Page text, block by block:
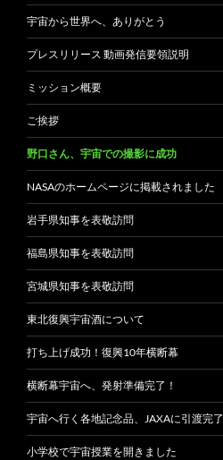
宇宙から世界へ、ありがとう
プレスリリース 動画発信要領説明
ミッション概要
ご挨拶
野口さん、宇宙での撮影に成功
NASAのホームページに掲載されました
岩手県知事を表敬訪問
福島県知事を表敬訪問
宮城県知事を表敬訪問
東北復興宇宙酒について
打ち上げ成功！復興10年横断幕
横断幕宇宙へ、発射準備完了！
宇宙へ行く各地記念品、JAXAに引渡完了
小学校で宇宙授業を開きました